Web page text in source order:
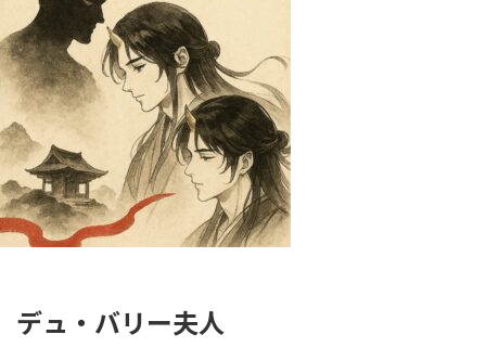
デュ・バリー夫人